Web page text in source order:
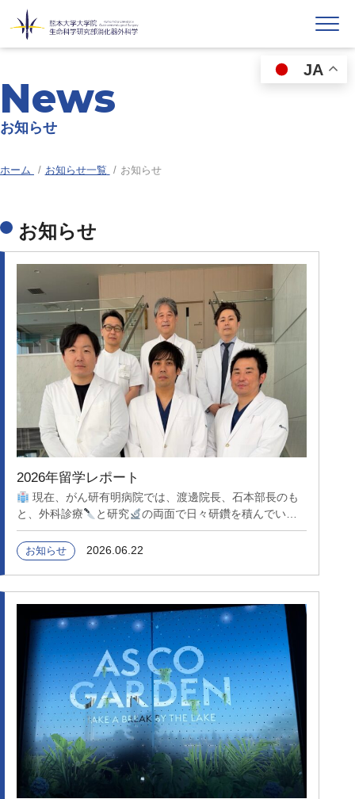
JA
News
お知らせ
ホーム お知らせ一覧 お知らせ
お知らせ
2026年留学レポート
現在、がん研有明病院では、渡邊院長、石本部長のも
と、外科診療
と研究
の両面で日々研鑽を積んでいま
す。 日本有数のハイボリュームセンターならではの豊富
な症例、高難度手術、そして最先端の研究環境の中で、多
くのことを学ばせていただいています
者さんへ還元していきたいと考えています。 患者さんに
「ここで治療を受けてよかった」と思っていただける医療
を目指して。 そして、外科医としてさらに成長したい先
生方にとっても、挑戦し続けられる環境がここにはありま
日々の学びに感謝しながら、これからも研鑽を続け
ていきます
お知らせ 2026.06.22